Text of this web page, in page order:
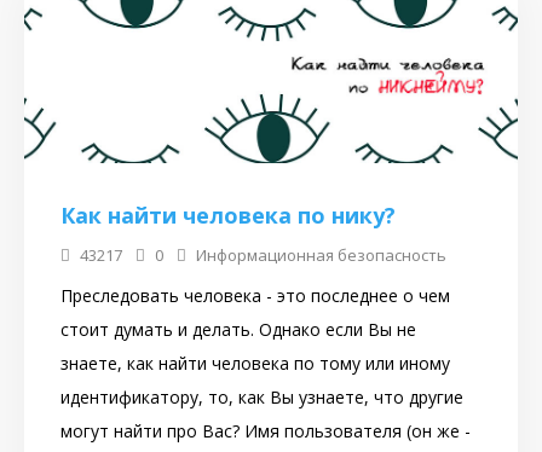
Как найти человека по нику?
43217 0 Информационная безопасность
Преследовать человека - это последнее о чем
стоит думать и делать. Однако если Вы не
знаете, как найти человека по тому или иному
идентификатору, то, как Вы узнаете, что другие
могут найти про Вас? Имя пользователя (он же -